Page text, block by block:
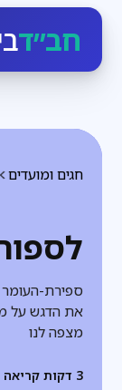
חב״ד
חגים ומועדים
ספירת-
את הדגש על
מצפה לנו
3 דקות קריאה